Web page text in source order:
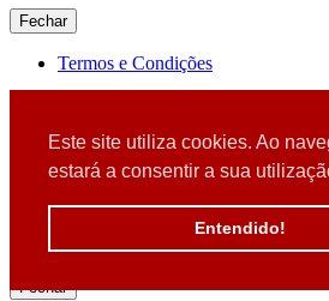
Este site utiliza cookies. Ao
estará a consentir a sua
Entendido!
Fechar
Termos e Condições
Detectamos que está a usar um browser
Por favor, atualize o seu browser
para garantir uma melhor experiência.
Fechar